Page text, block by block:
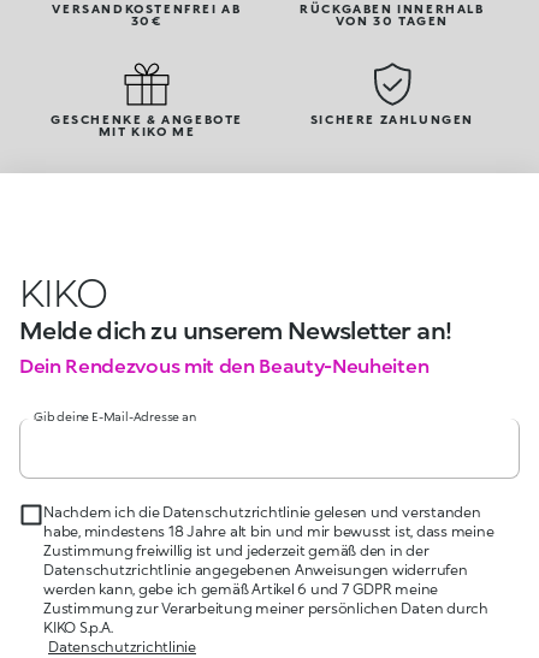
VERSANDKOSTENFREI AB
30€
RÜCKGABEN INNERHALB
VON 30 TAGEN
GESCHENKE & ANGEBOTE
MIT KIKO ME
SICHERE ZAHLUNGEN
KIKO
Melde dich zu unserem Newsletter an!
Dein Rendezvous mit den Beauty-Neuheiten
Gib deine E-Mail-Adresse an
Nachdem ich die Datenschutzrichtlinie gelesen und verstanden
habe, mindestens 18 Jahre alt bin und mir bewusst ist, dass meine
Zustimmung freiwillig ist und jederzeit gemäß den in der
Datenschutzrichtlinie angegebenen Anweisungen widerrufen
werden kann, gebe ich gemäß Artikel 6 und 7 GDPR meine
Zustimmung zur Verarbeitung meiner persönlichen Daten durch
KIKO S.p.A.
Datenschutzrichtlinie